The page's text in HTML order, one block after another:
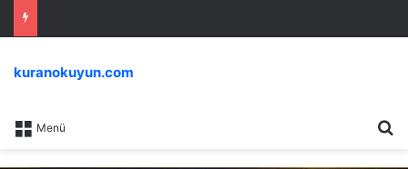
Menü
kuranokuyun.com